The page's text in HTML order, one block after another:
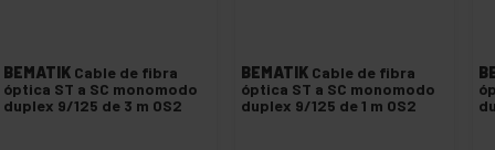
BEMATIK Cable de fibra
óptica ST a SC monomodo
duplex 9/125 de 3 m OS2
BEMATIK Cable de fibra
óptica ST a SC monomodo
duplex 9/125 de 1 m OS2